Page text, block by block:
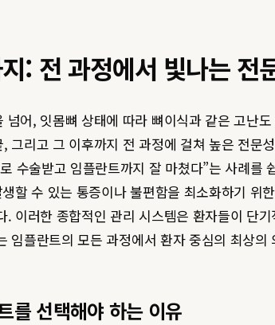
: 전 과정에서 빛나는 전
어, 잇몸뼈 상태에 따라 뼈이식과 같은 고난
그리고 그 이후까지 전 과정에 걸쳐 높은 전문
수술받고 임플란트까지 잘 마쳤다”는 사례
할 수 있는 통증이나 불편함을 최소화하기
이러한 종합적인 관리 시스템은 환자들이 단
임플란트의 모든 과정에서 환자 중심의 최상
를 선택해야 하는 이유